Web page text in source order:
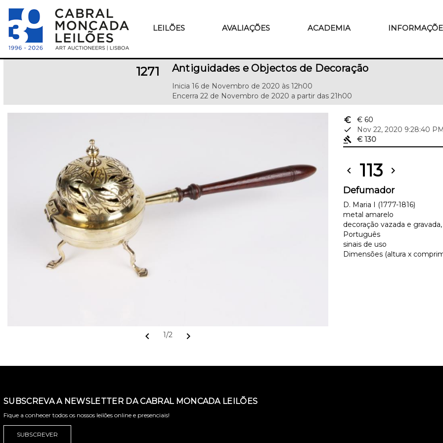
LEILÕES AVALIAÇÕES ACADEMIA
1271 Antiguidades e Objectos de Decoração
Inicia 16 de Novembro de 2020 às 12h00
Encerra 22 de Novembro de 2020 a partir das 21h00
chevron_left 1/2 chevron_right
euro_symbol
€ 60
done
Nov 22, 2020 9:28:40 PM
gavel
€ 130
chevron_left 113 chevron_right
Defumador
D. Maria I (1777-1816)
metal amarelo
decoração vazada e
Português
sinais de uso
Dimensões (altura x
SUBSCREVA A NEWSLETTER DA CABRAL MONCADA LEILÕES
Fique a conhecer todos os nossos leilões online e presenciais!
SUBSCREVER